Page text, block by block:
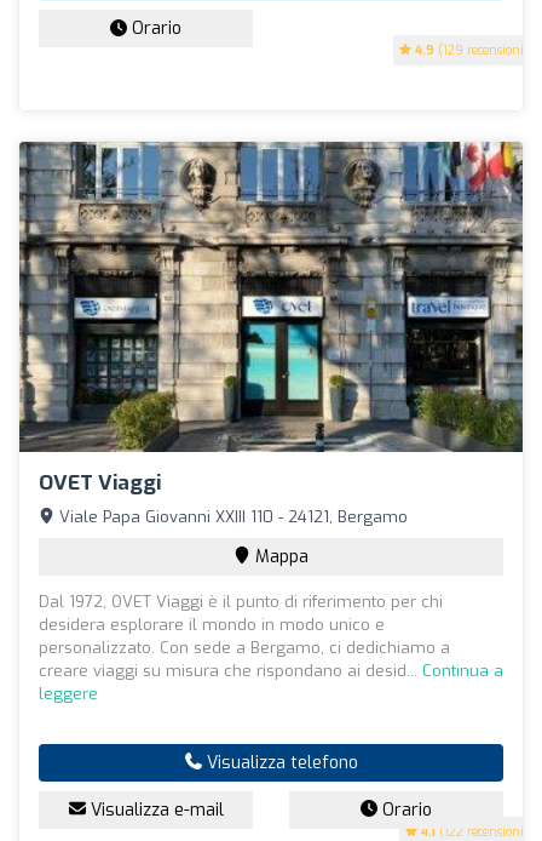
4.9 (129 recensioni)
Orario
OVET Viaggi
4.1 (122 recensioni)
Viale Papa Giovanni XXIII 110 - 24121, Bergamo
Mappa
Dal 1972, OVET Viaggi è il punto di riferimento per chi
desidera esplorare il mondo in modo unico e
personalizzato. Con sede a Bergamo, ci dedichiamo a
creare viaggi su misura che rispondano ai desid... Continua a
leggere
Visualizza telefono
Visualizza e-mail Orario